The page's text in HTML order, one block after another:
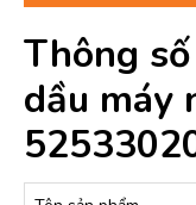
Thông
dầu máy